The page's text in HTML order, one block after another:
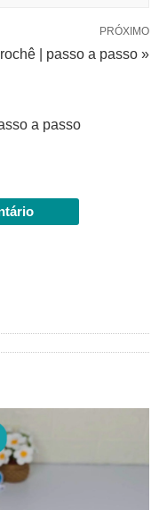
PRÓXIMO
| passo a passo »
a passo